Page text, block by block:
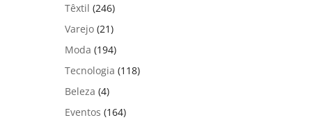
Têxtil (246)
Varejo (21)
Moda (194)
Tecnologia (118)
Beleza (4)
Eventos (164)